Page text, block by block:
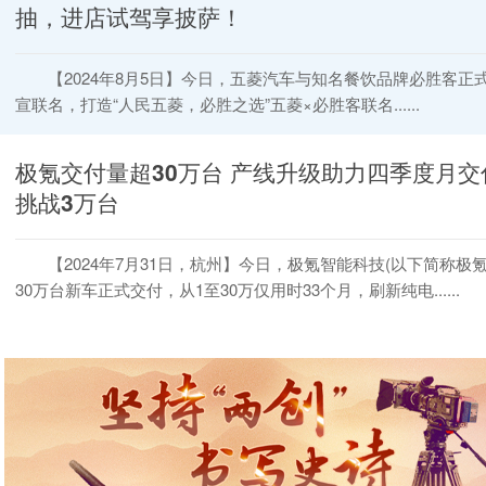
抽，进店试驾享披萨！
【2024年8月5日】今日，五菱汽车与知名餐饮品牌必胜客正
宣联名，打造“人民五菱，必胜之选”五菱×必胜客联名......
极氪交付量超30万台 产线升级助力四季度月
挑战3万台
【2024年7月31日，杭州】今日，极氪智能科技(以下简称极
30万台新车正式交付，从1至30万仅用时33个月，刷新纯电......